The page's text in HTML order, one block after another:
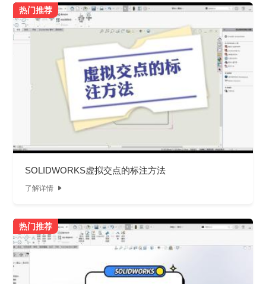
热门推荐
SOLIDWORKS虚拟交点的标注方法
了解详情 
热门推荐